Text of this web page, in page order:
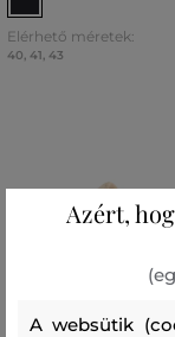
Elérhető méretek:
40, 41, 43
Azért,
A websütik